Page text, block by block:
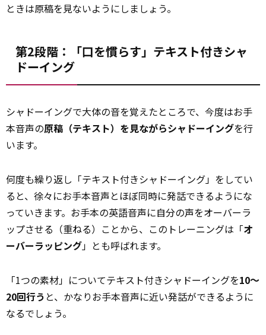
ときは原稿を見ないようにしましょう。
第2段階：「口を慣らす」テキスト付きシャ
ドーイング
シャドーイングで大体の音を覚えたところで、今度はお手
本音声の原稿（テキスト）を見ながらシャドーイングを行
います。
何度も繰り返し「テキスト付きシャドーイング」をしてい
ると、徐々にお手本音声とほぼ同時に発話できるようにな
っていきます。お手本の英語音声に自分の声をオーバーラ
ップさせる（重ねる）ことから、このトレーニングは「オ
ーバーラッピング」とも呼ばれます。
「1つの素材」についてテキスト付きシャドーイングを10～
20回行う と、かなりお手本音声に近い発話ができるように
なるでしょう。